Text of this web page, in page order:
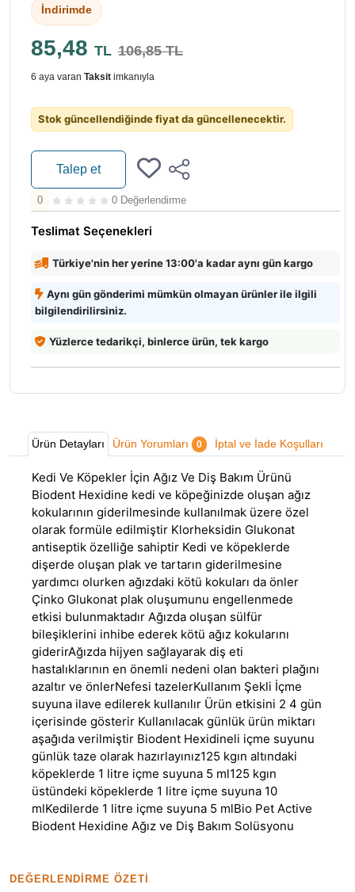
İndirimde
85,48 TL 106,85 TL
6 aya varan Taksit imkanıyla
Stok güncellendiğinde fiyat da güncellenecektir.
Talep et
0 0 Değerlendirme
Teslimat Seçenekleri
Türkiye'nin her yerine 13:00'a kadar aynı gün kargo
Aynı gün gönderimi mümkün olmayan ürünler ile ilgili
bilgilendirilirsiniz.
Yüzlerce tedarikçi, binlerce ürün, tek kargo
Ürün Detayları Ürün Yorumları 0 İptal ve İade Koşulları
Kedi Ve Köpekler İçin Ağız Ve Diş Bakım Ürünü
Biodent Hexidine kedi ve köpeğinizde oluşan ağız
kokularının giderilmesinde kullanılmak üzere özel
olarak formüle edilmiştir Klorheksidin Glukonat
antiseptik özelliğe sahiptir Kedi ve köpeklerde
dişerde oluşan plak ve tartarın giderilmesine
yardımcı olurken ağızdaki kötü kokuları da önler
Çinko Glukonat plak oluşumunu engellenmede
etkisi bulunmaktadır Ağızda oluşan sülfür
bileşiklerini inhibe ederek kötü ağız kokularını
giderirAğızda hijyen sağlayarak diş eti
hastalıklarının en önemli nedeni olan bakteri plağını
azaltır ve önlerNefesi tazelerKullanım Şekli İçme
suyuna ilave edilerek kullanılır Ürün etkisini 2 4 gün
içerisinde gösterir Kullanılacak günlük ürün miktarı
aşağıda verilmiştir Biodent Hexidineli içme suyunu
günlük taze olarak hazırlayınız125 kgın altındaki
köpeklerde 1 litre içme suyuna 5 ml125 kgın
üstündeki köpeklerde 1 litre içme suyuna 10
mlKedilerde 1 litre içme suyuna 5 mlBio Pet Active
Biodent Hexidine Ağız ve Diş Bakım Solüsyonu
DEĞERLENDIRME ÖZETI